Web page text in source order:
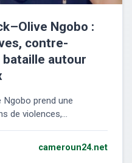
Ngobo :
contre-
autour
Ngobo prend une
de violences,...
cameroun24.net